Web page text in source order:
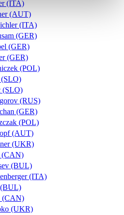
(ITA)
(AUT)
(ITA)
(GER)
(GER)
(GER)
(POL)
(SLO)
(RUS)
(GER)
(POL)
(AUT)
(UKR)
(CAN)
(BUL)
(ITA)
(BUL)
(CAN)
(UKR)